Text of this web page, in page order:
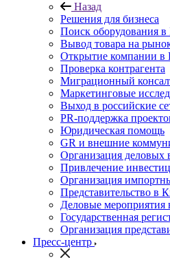
Назад
Решения для бизнеса
Поиск оборудования в
Вывод товара на
Открытие компании в
Проверка контрагента
Миграционный
Маркетинговые
Выход в российские
PR-поддержка
Юридическая помощь
GR и внешние
Организация деловых
Привлечение
Организация
Представительство в
Деловые
Государственная
Организация
Пресс-центр